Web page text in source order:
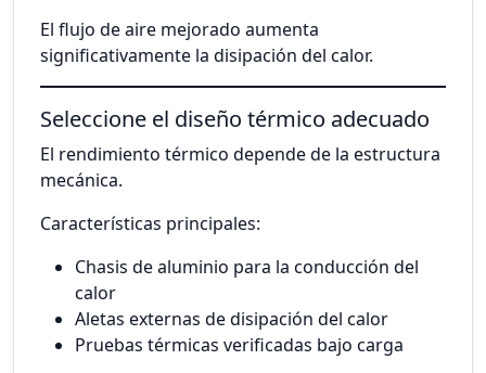
El flujo de aire mejorado aumenta
significativamente la disipación del calor.
Seleccione el diseño térmico adecuado
El rendimiento térmico depende de la estructura
mecánica.
Características principales:
Chasis de aluminio para la conducción del
calor
Aletas externas de disipación del calor
Pruebas térmicas verificadas bajo carga